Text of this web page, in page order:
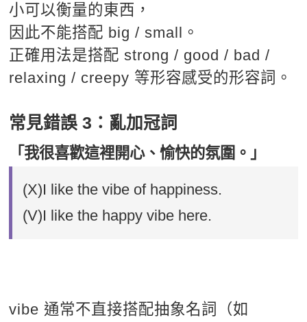
小可以衡量的東西，
因此不能搭配 big / small。
正確用法是搭配 strong / good / bad /
relaxing / creepy 等形容感受的形容詞。
常見錯誤 3：亂加冠詞
「我很喜歡這裡開心、愉快的氛圍。」
(X)I like the vibe of happiness.
(V)I like the happy vibe here.
vibe 通常不直接搭配抽象名詞（如